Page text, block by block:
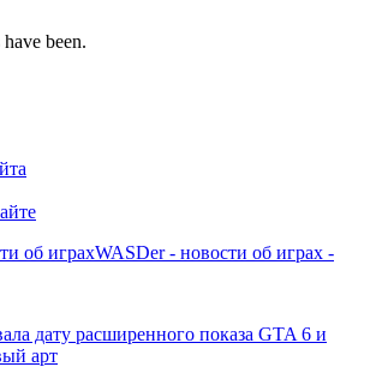
been.
WASDer - новости об играх -
дату расширенного показа GTA 6 и
арт